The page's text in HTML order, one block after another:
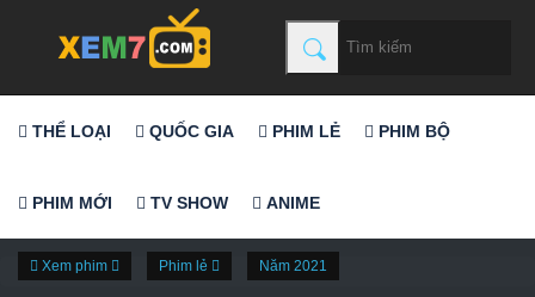
THỂ LOẠI QUỐC GIA PHIM LẺ PHIM BỘ
PHIM MỚI TV SHOW ANIME
Xem phim Phim lẻ Năm 2021